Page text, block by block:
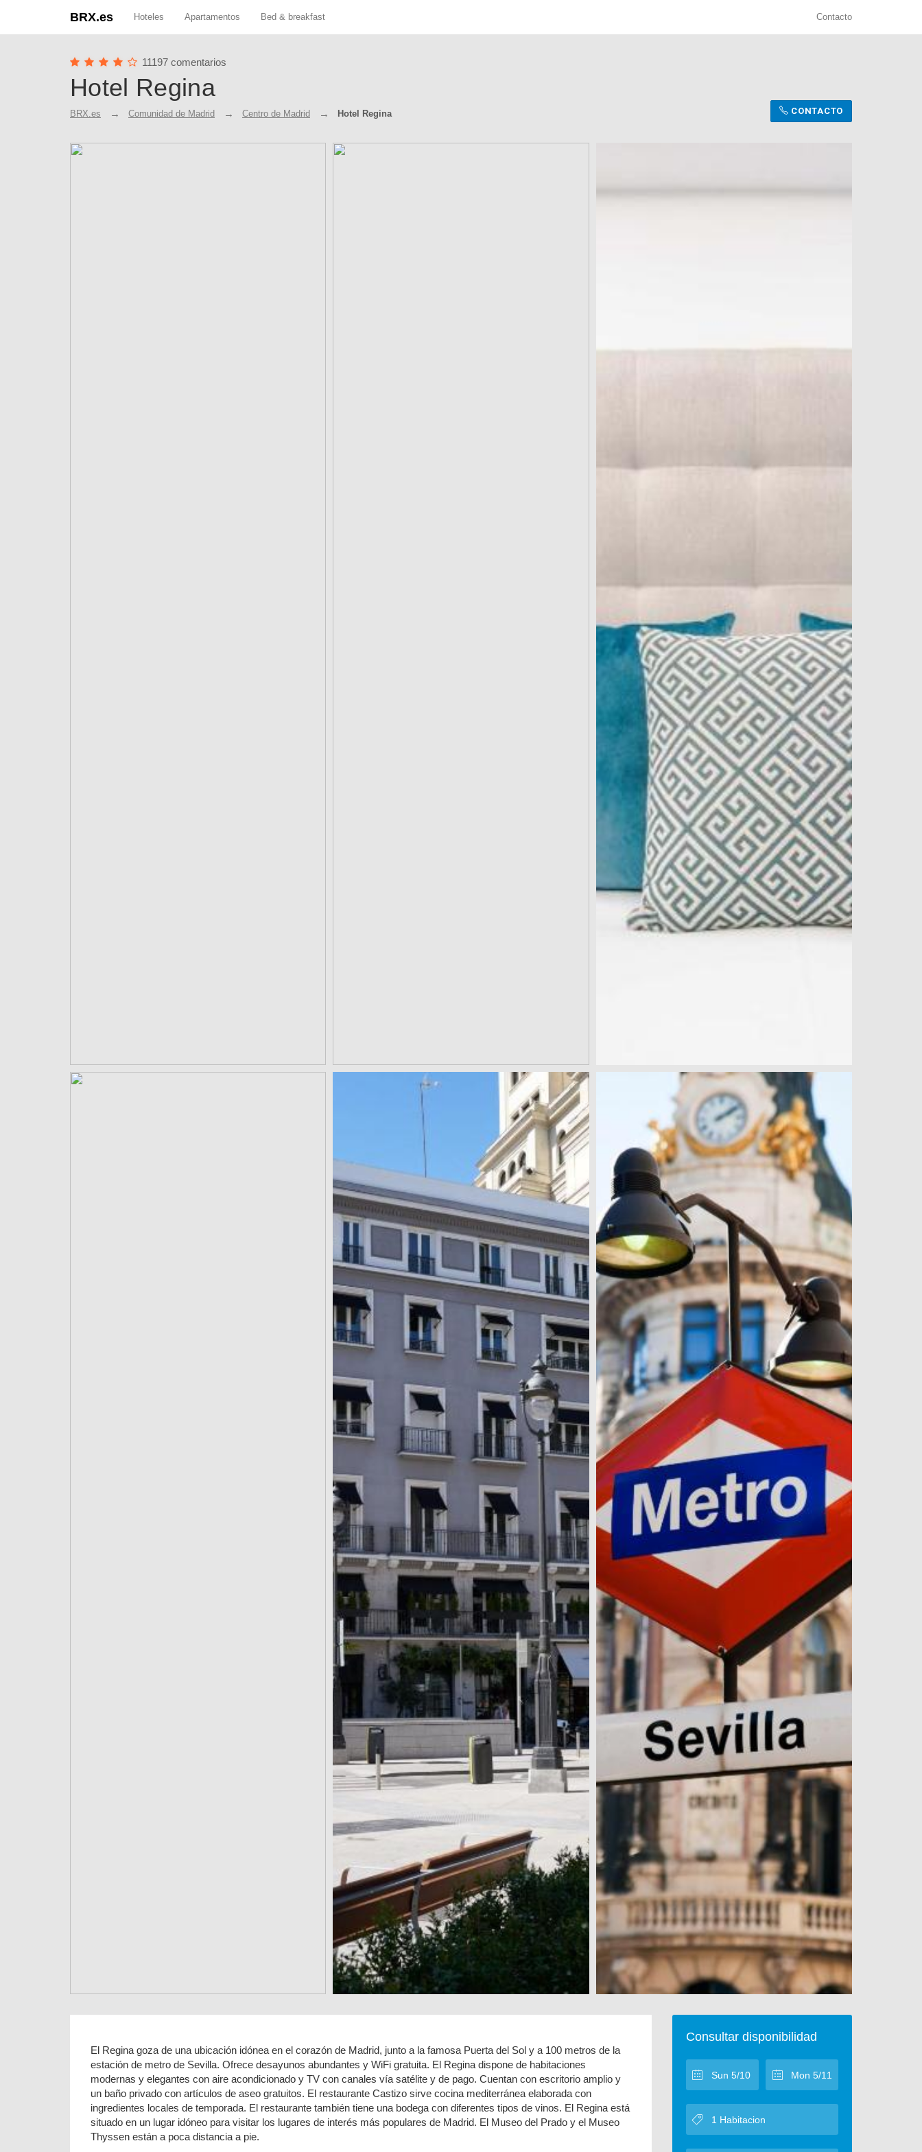
BRX.es Hoteles Apartamentos Bed & breakfast Contacto
11197 comentarios
Hotel Regina
BRX.es Comunidad de Madrid Centro de Madrid Hotel Regina CONTACTO
Consultar disponibilidad
El Regina goza de una ubicación idónea en el corazón de Madrid, junto a la famosa Puerta del Sol y a 100 metros de la
estación de metro de Sevilla. Ofrece desayunos abundantes y WiFi gratuita. El Regina dispone de habitaciones
modernas y elegantes con aire acondicionado y TV con canales vía satélite y de pago. Cuentan con escritorio amplio y
un baño privado con artículos de aseo gratuitos. El restaurante Castizo sirve cocina mediterránea elaborada con
ingredientes locales de temporada. El restaurante también tiene una bodega con diferentes tipos de vinos. El Regina está
situado en un lugar idóneo para visitar los lugares de interés más populares de Madrid. El Museo del Prado y el Museo
Thyssen están a poca distancia a pie.